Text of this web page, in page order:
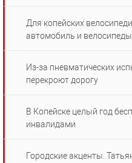
Для копейских
автомобиль и велосипеды
Из-за пневматических
перекроют дорогу
В Копейске целый год
инвалидами
Городские акценты.